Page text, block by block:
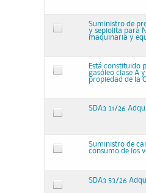
Suministro de
y sepiolita para
maquinaria y
Está constituido
gasóleo clase A
propiedad de la
SDA3 31/26
Suministro de
consumo de los
SDA3 53/26